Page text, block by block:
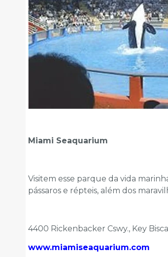
Miami Seaquarium
Visitem esse parque da vida
pássaros e répteis, além dos
4400 Rickenbacker Cswy., Key
www.miamiseaquarium.com